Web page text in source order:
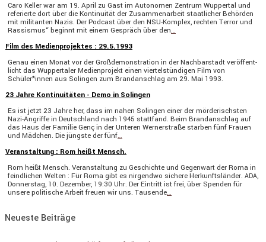
Caro Keller war am 19. April zu Gast im Autonomen Zentrum Wuppertal und
referierte dort über die Konti­nuität der Zusam­men­ar­beit staat­li­cher Behörden
mit militanten Nazis. Der Podcast über den NSU-Komplex, rechten Terror und
Rassismus“ beginnt mit einem Gespräch über den…
Film des Medienprojektes : 29.5.1993
Genau einen Monat vor der Großde­mons­tra­tion in der Nachbar­stadt veröf­fent­
licht das Wupper­taler Medien­pro­jekt einen viertel­stün­digen Film von
Schüler*innen aus Solingen zum Brand­an­schlag am 29. Mai 1993.
23 Jahre Kontinuitäten - Demo in Solingen
Es ist jetzt 23 Jahre her, dass im nahen Solingen einer der mörde­rischsten
Nazi-Angriffe in Deutsch­land nach 1945 statt­fand. Beim Brand­an­schlag auf
das Haus der Familie Genç in der Unteren Werner­straße starben fünf Frauen
und Mädchen. Die jüngste der fünf…
Veranstaltung : Rom heißt Mensch.
Rom heißt Mensch. Veran­stal­tung zu Geschichte und Gegen­wart der Roma in
feind­lichen Welten : Für Roma gibt es nirgendwo sichere Herkunfts­länder. ADA,
Donnerstag, 10. Dezember, 19:30 Uhr. Der Eintritt ist frei, über Spenden für
unsere politi­sche Arbeit freuen wir uns. Tausende…
Neueste Beiträge